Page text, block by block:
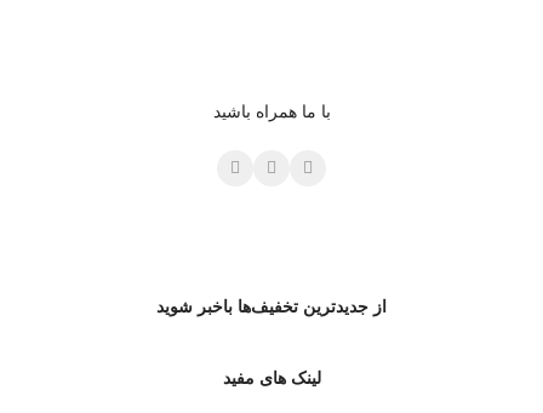
با ما همراه باشید
از جدیدترین تخفیف‌ها باخبر شوید
لینک های مفید